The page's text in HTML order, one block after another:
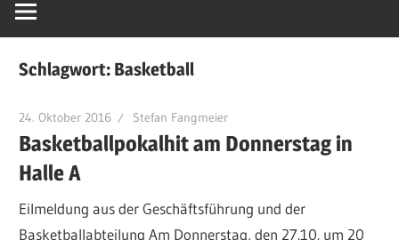
Schlagwort: Basketball
24. Oktober 2016 Stefan Fangmeier
Basketballpokalhit am Donnerstag in
Halle A
Eilmeldung aus der Geschäftsführung und der
Basketballabteilung Am Donnerstag, den 27.10. um 20